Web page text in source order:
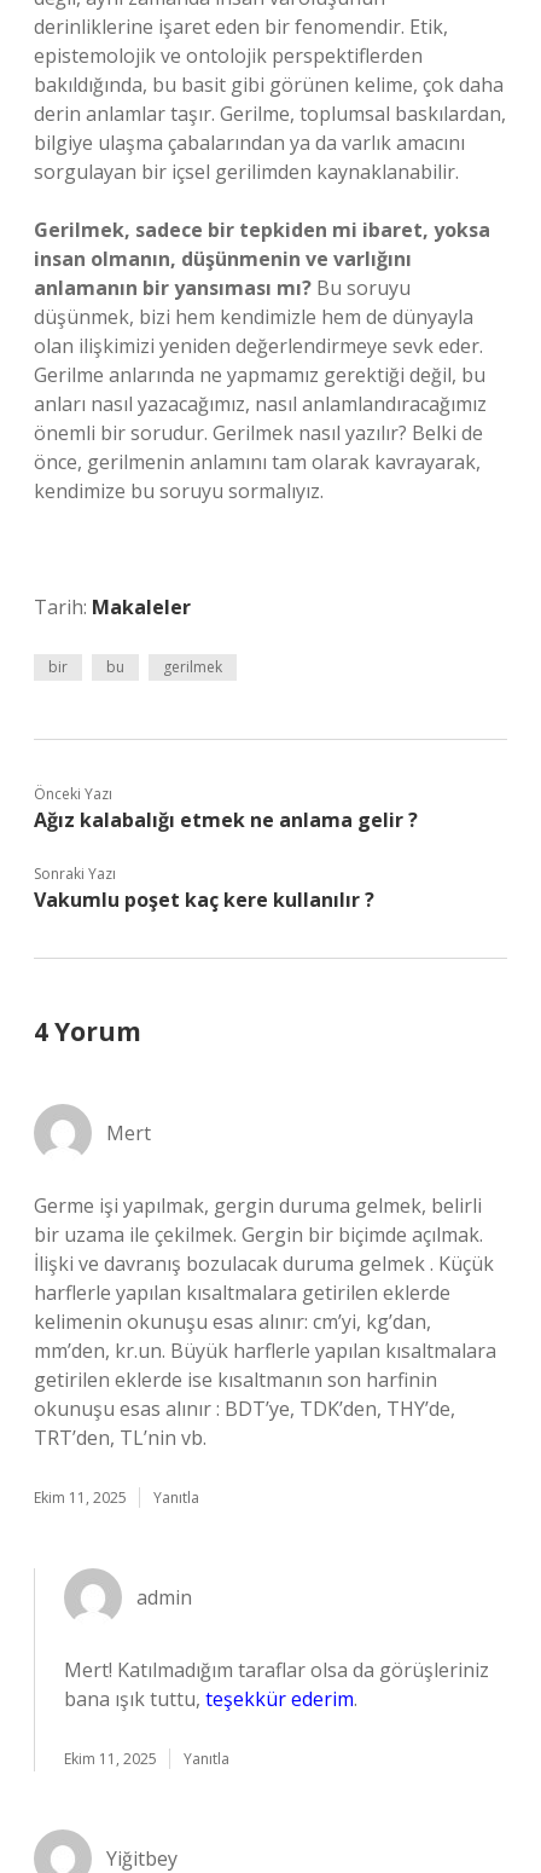
derinliklerine işaret eden bir fenomendir. Etik,
epistemolojik ve ontolojik perspektiflerden
bakıldığında, bu basit gibi görünen kelime, çok daha
derin anlamlar taşır. Gerilme, toplumsal baskılardan,
bilgiye ulaşma çabalarından ya da varlık amacını
sorgulayan bir içsel gerilimden kaynaklanabilir.
Gerilmek, sadece bir tepkiden mi ibaret, yoksa
insan olmanın, düşünmenin ve varlığını
anlamanın bir yansıması mı? Bu soruyu
düşünmek, bizi hem kendimizle hem de dünyayla
olan ilişkimizi yeniden değerlendirmeye sevk eder.
Gerilme anlarında ne yapmamız gerektiği değil, bu
anları nasıl yazacağımız, nasıl anlamlandıracağımız
önemli bir sorudur. Gerilmek nasıl yazılır? Belki de
önce, gerilmenin anlamını tam olarak kavrayarak,
kendimize bu soruyu sormalıyız.
Tarih: Makaleler
bir bu gerilmek
Önceki Yazı
Ağız kalabalığı etmek ne anlama gelir ?
Sonraki Yazı
Vakumlu poşet kaç kere kullanılır ?
4 Yorum
Mert
Germe işi yapılmak, gergin duruma gelmek, belirli
bir uzama ile çekilmek. Gergin bir biçimde açılmak.
İlişki ve davranış bozulacak duruma gelmek . Küçük
harflerle yapılan kısaltmalara getirilen eklerde
kelimenin okunuşu esas alınır: cm’yi, kg’dan,
mm’den, kr.un. Büyük harflerle yapılan kısaltmalara
getirilen eklerde ise kısaltmanın son harfinin
okunuşu esas alınır : BDT’ye, TDK’den, THY’de,
TRT’den, TL’nin vb.
Ekim 11, 2025 Yanıtla
admin
Mert! Katılmadığım taraflar olsa da görüşleriniz
bana ışık tuttu, teşekkür ederim.
Ekim 11, 2025 Yanıtla
Yiğitbey